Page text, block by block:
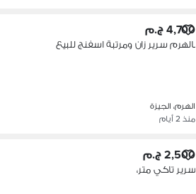
4,700 ج.م
بالهرم سرير زان ومرتبة اسفنج للبيع
الهرم، الجيزة
منذ 2 أيام
2,500 ج.م
سرير تاكي متر،